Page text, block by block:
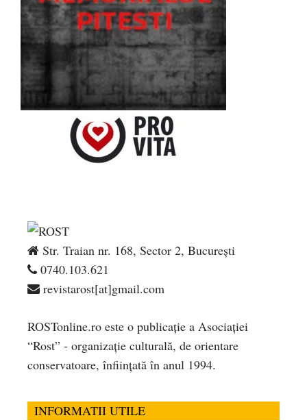
Str. Traian nr. 168, Sector 2, București
0740.103.621
revistarost[at]gmail.com
ROSTonline.ro este o publicaţie a Asociaţiei
“Rost” - organizaţie culturală, de orientare
conservatoare, înfiinţată în anul 1994.
INFORMATII UTILE